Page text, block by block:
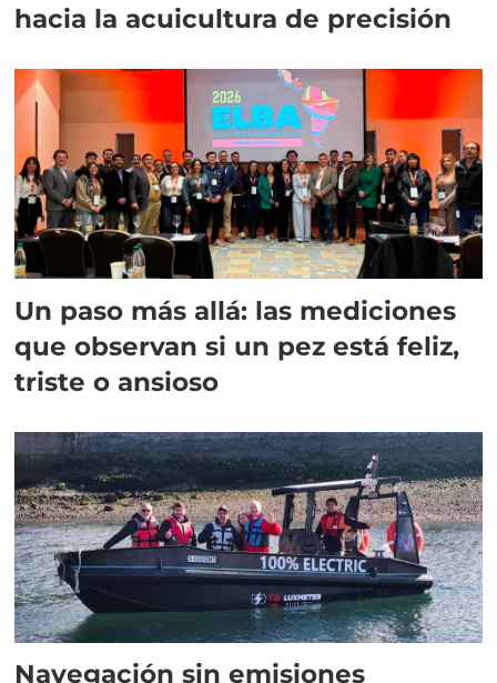
hacia la acuicultura de precisión
Un paso más allá: las mediciones
que observan si un pez está feliz,
triste o ansioso
Navegación sin emisiones